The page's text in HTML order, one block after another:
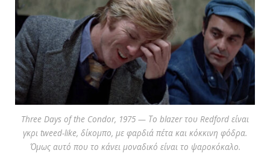
Three Days of the Condor, 1975 — Το blazer του Redford είναι
γκρι tweed-like, δίκομπο, με φαρδιά πέτα και κόκκινη φόδρα.
Όμως αυτό που το κάνει μοναδικό είναι το ψαροκόκαλο.